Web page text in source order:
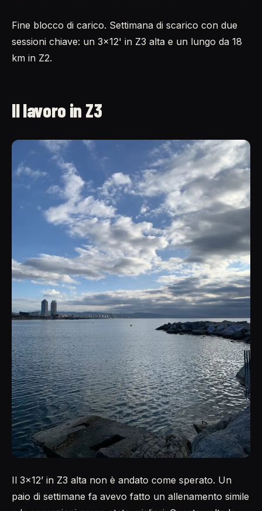
Fine blocco di carico. Settimana di scarico con due
sessioni chiave: un 3×12' in Z3 alta e un lungo da 18
km in Z2.
Il lavoro in Z3
Il 3×12’ in Z3 alta non è andato come sperato. Un
paio di settimane fa avevo fatto un allenamento simile